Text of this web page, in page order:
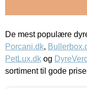
De mest populære
Porcani.dk,
PetLux.dk og
sortiment til gode